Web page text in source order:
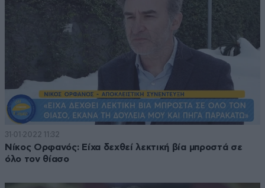
31·01·2022 11:32
Νίκος Ορφανός: Είχα δεχθεί λεκτική βία μπροστά σε
όλο τον θίασο